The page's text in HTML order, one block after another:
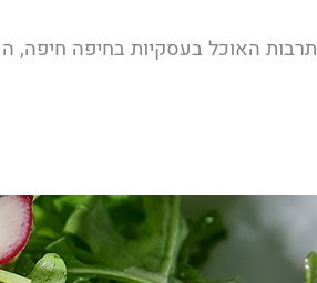
תרבות האוכל בעסקיות בחיפה חיפה,